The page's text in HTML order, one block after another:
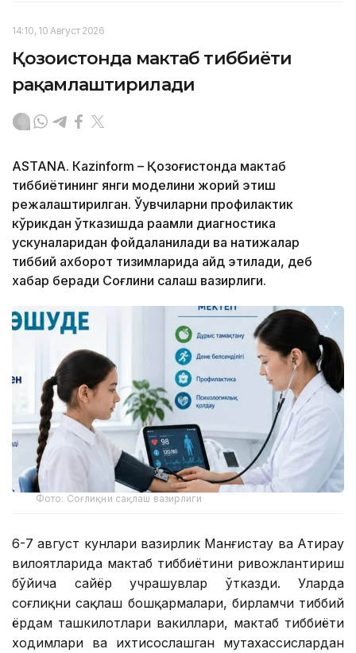
14:10, 10 Август 2026
Қозоғистонда мактаб тиббиёти
рақамлаштирилади
ASTANА. Кazinform – Қозоғистонда мактаб
тиббиётининг янги моделини жорий этиш
режалаштирилган. Ўқувчиларни профилактик
кўрикдан ўтказишда рақамли диагностика
ускуналаридан фойдаланилади ва натижалар
тиббий ахборот тизимларида қайд этилади, деб
хабар беради Соғлиқни сақлаш вазирлиги.
Фото: Соғлиқни сақлаш вазирлиги
6-7 август кунлари вазирлик Манғистау ва Атирау
вилоятларида мактаб тиббиётини ривожлантириш
бўйича сайёр учрашувлар ўтказди. Уларда
соғлиқни сақлаш бошқармалари, бирламчи тиббий
ёрдам ташкилотлари вакиллари, мактаб тиббиёти
ходимлари ва ихтисослашган мутахассислардан